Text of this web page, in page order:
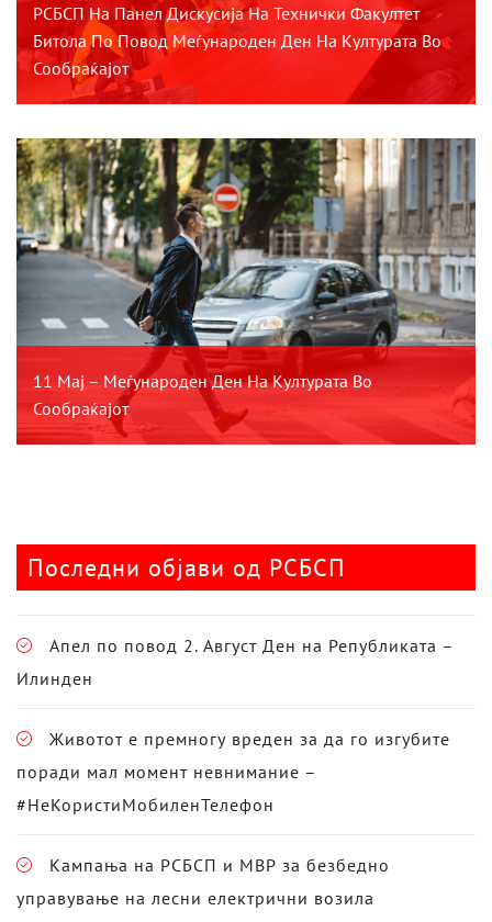
РСБСП На Панел Дискусија На Технички Факултет
Битола По Повод Меѓународен Ден На Културата Во
Сообраќајот
11 Мај – Меѓународен Ден На Културата Во
Сообраќајот
Последни објави од РСБСП
Апел по повод 2. Август Ден на Републиката –
Илинден
Животот е премногу вреден за да го изгубите
поради мал момент невнимание –
#НеКористиМобиленТелефон
Кампања на РСБСП и МВР за безбедно
управување на лесни електрични возила